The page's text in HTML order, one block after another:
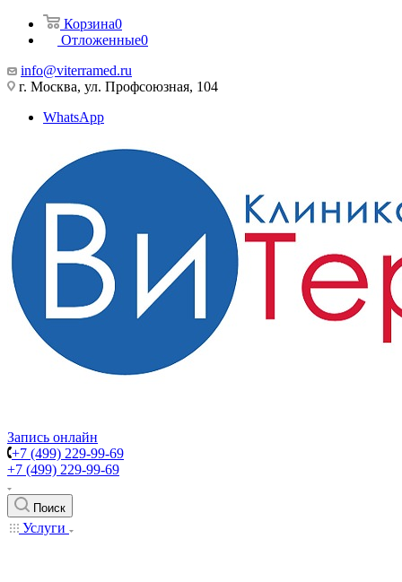
Корзина0
Отложенные0
info@viterramed.ru
г. Москва, ул. Профсоюзная, 104
WhatsApp
Запись онлайн
+7 (499) 229-99-69
+7 (499) 229-99-69
Поиск
Услуги